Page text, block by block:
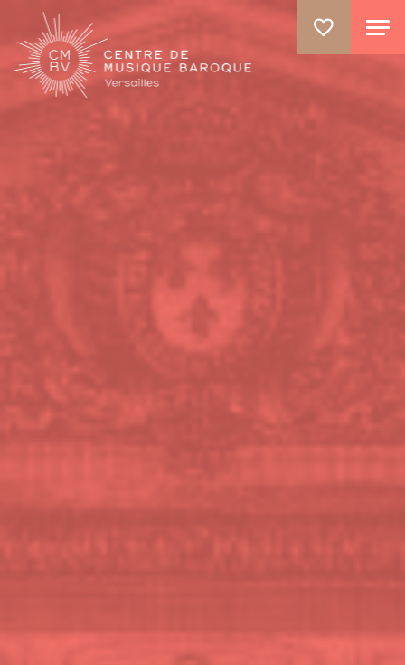
ALLER AU CONTENU PRINCIPAL